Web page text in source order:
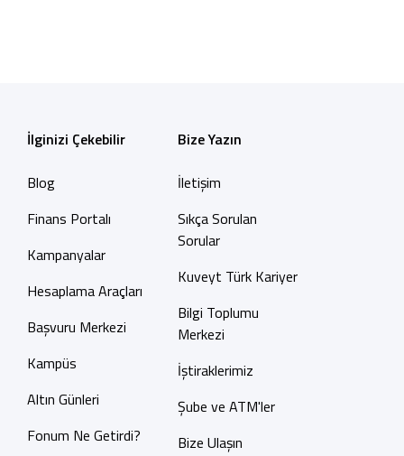
İlginizi Çekebilir
Blog
Finans Portalı
Kampanyalar
Hesaplama Araçları
Başvuru Merkezi
Kampüs
Altın Günleri
Fonum Ne Getirdi?
Bize Yazın
İletişim
Sıkça Sorulan
Sorular
Kuveyt Türk Kariyer
Bilgi Toplumu
Merkezi
İştiraklerimiz
Şube ve ATM'ler
Bize Ulaşın